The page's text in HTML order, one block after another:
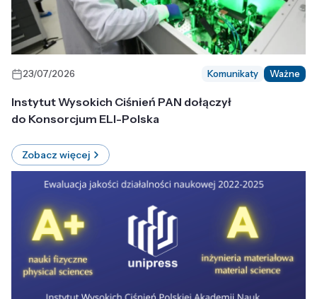
23/07/2026 Komunikaty Ważne
Instytut Wysokich Ciśnień PAN dołączył
do Konsorcjum ELI-Polska
Zobacz więcej